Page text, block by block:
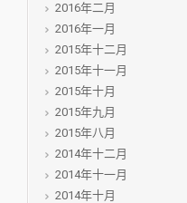
2016年二月
2016年一月
2015年十二月
2015年十一月
2015年十月
2015年九月
2015年八月
2014年十二月
2014年十一月
2014年十月